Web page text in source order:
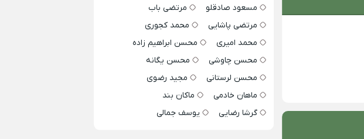
مسعود صادقلو
مرتضی باب
مرتضی پاشایی
محمد کجوری
محمد امیری
محسن ابراهیم زاده
محسن چاوشی
محسن یگانه
محسن لرستانی
مجید رضوی
ماهان خادمی
ماکان بند
گرشا رضایی
یوسف جمالی